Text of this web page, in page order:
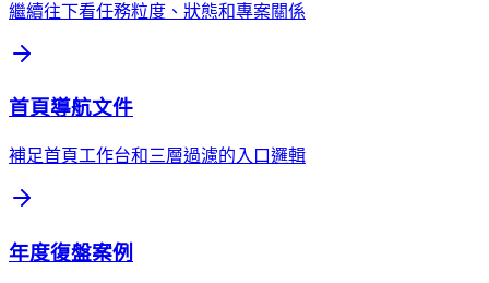
繼續往下看任務粒度、狀態和專案關係
首頁導航文件
補足首頁工作台和三層過濾的入口邏輯
年度復盤案例